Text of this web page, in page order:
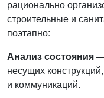
рационально
строительные и
поэтапно:
Анализ состояния—
несущих
и коммуникаций.